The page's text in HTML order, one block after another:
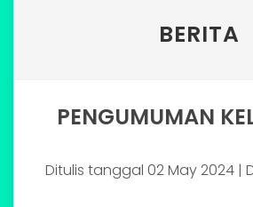
BERITA
PENGUMUMAN
Ditulis tanggal 02 May 2024 |